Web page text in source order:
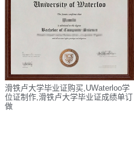
滑铁卢大学毕业证购买,UWaterloo学
位证制作,滑铁卢大学毕业证成绩单订
做